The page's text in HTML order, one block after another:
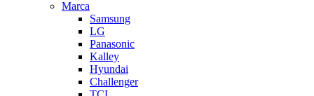
Marca
Samsung
LG
Panasonic
Kalley
Hyundai
Challenger